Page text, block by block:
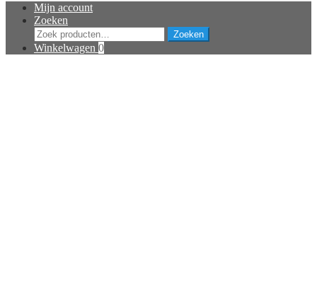
Mijn account
Zoeken
Zoeken
naar:
Zoeken
Winkelwagen 0